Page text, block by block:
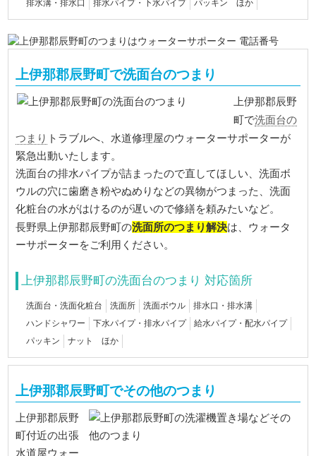
排水溝・排水口 排水パイプ・下水パイプ パッキン ほか
上伊那郡辰野町で洗面台のつまり
上伊那郡辰野
町で洗面台の
つまり トラブルへ、水道修理屋のウォーターサポーターが
緊急出動いたします。
洗面台の排水パイプが詰まったので直してほしい、洗面ボ
ウルの穴に歯磨き粉やぬめりなどの異物がつまった、洗面
化粧台の水がはけるのが遅いので修繕を頼みたいなど。
長野県上伊那郡辰野町の洗面所のつまり解決は、ウォータ
ーサポーターをご利用ください。
上伊那郡辰野町の洗面台のつまり 対応箇所
洗面台・洗面化粧台 洗面所 洗面ボウル
排水口・排水溝
ハンドシャワー
下水パイプ・排水パイプ
給水パイプ・配水パイプ
パッキン
ナット ほか
上伊那郡辰野町でその他のつまり
上伊那郡辰野
町付近の出張
水道屋ウォー